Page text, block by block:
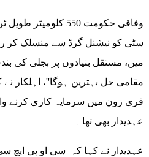
وفاقی حکومت 550
سٹی کو نیشنل گرڈ سے منسلک کر
میں، مستقل بنیادوں پر بجلی کی
مقامی حل بہترین ہوگا''، اہلکار
فری زون میں سرمایہ کاری کرنے
عہدیدار بھی تھا۔
عہدیدار نے کہا کہ سی او پی ایچ